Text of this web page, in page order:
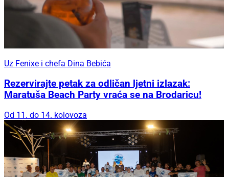
Uz Fenixe i chefa Dina Bebića
Rezervirajte petak za odličan ljetni izlazak:
Maratuša Beach Party vraća se na Brodaricu!
Od 11. do 14. kolovoza